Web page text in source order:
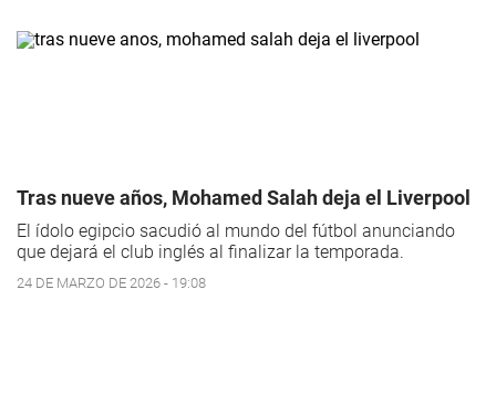
Tras nueve años, Mohamed Salah deja el Liverpool
El ídolo egipcio sacudió al mundo del fútbol anunciando
que dejará el club inglés al finalizar la temporada.
24 DE MARZO DE 2026 - 19:08